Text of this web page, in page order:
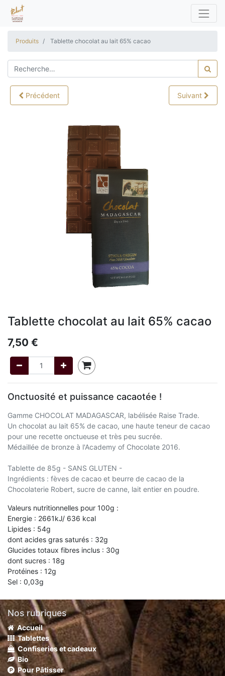
Produits Tablette chocolat au lait 65% cacao
Précédent Suivant
Tablette chocolat au lait 65% cacao
7,50 €
Onctuosité et puissance cacaotée !
Gamme CHOCOLAT MADAGASCAR, labélisée Raise Trade.
Un chocolat au lait 65% de cacao, une haute teneur de cacao
pour une recette onctueuse et très peu sucrée.
Médaillée de bronze à l'Academy of Chocolate 2016.
Tablette de 85g - SANS GLUTEN -
Ingrédients : fèves de cacao et beurre de cacao de la
Chocolaterie Robert, sucre de canne, lait entier en poudre.
Valeurs nutritionnelles pour 100g :
Energie : 2661kJ/ 636 kcal
Lipides : 54g
dont acides gras saturés : 32g
Glucides totaux fibres inclus : 30g
dont sucres : 18g
Protéines : 12g
Sel : 0,03g
Nos rubriques
Accueil
Tablettes
Confiseries et cadeaux
Bio
Pour Pâtisser